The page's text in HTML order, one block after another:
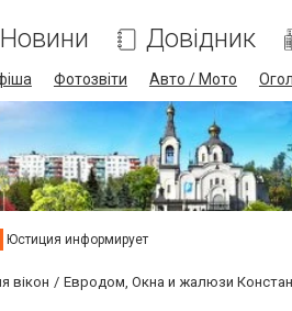
Новини Довідник
Фотозвіти Авто / Мото
Юстиция информирует
вікон Евродом, Окна и жалюзи